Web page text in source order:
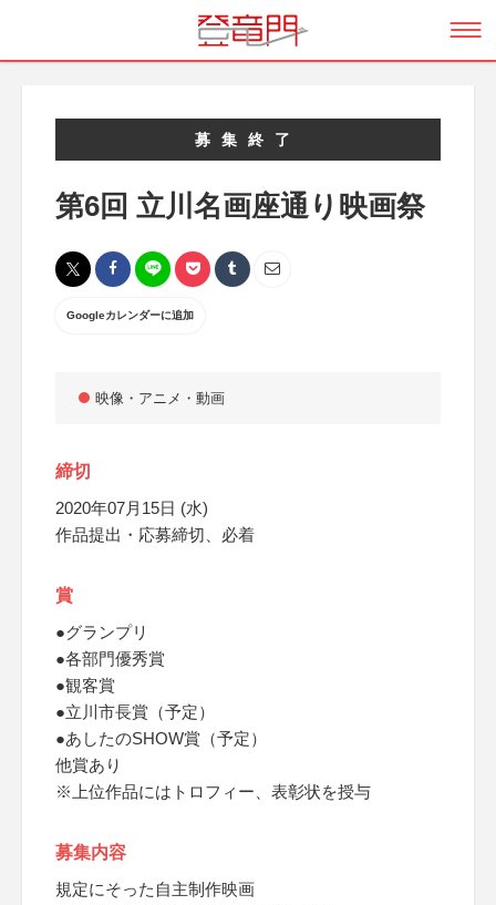
募集終了
第6回 立川名画座通り映画祭
Googleカレンダーに追加
映像・アニメ・動画
締切
2020年07月15日 (水)
作品提出・応募締切、必着
賞
●グランプリ
●各部門優秀賞
●観客賞
●立川市長賞（予定）
●あしたのSHOW賞（予定）
他賞あり
※上位作品にはトロフィー、表彰状を授与
募集内容
規定にそった自主制作映画